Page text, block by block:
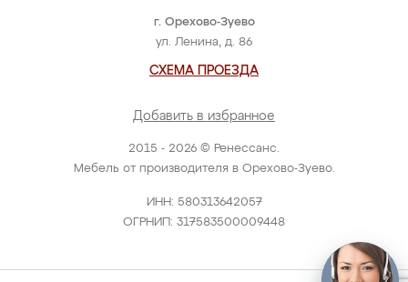
2015 - 2026 © Ренессанс.
Мебель от производителя в Орехово-Зуево.
ИНН: 580313642057
ОГРНИП: 317583500009448
г. Орехово-Зуево
ул. Ленина, д. 86
СХЕМА ПРОЕЗДА
Добавить в избранное